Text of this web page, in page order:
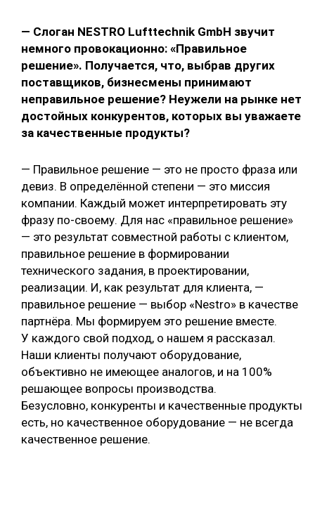
— Слоган NESTRO Lufttechnik GmbH звучит
немного провокационно: «Правильное
решение». Получается, что, выбрав других
поставщиков, бизнесмены принимают
неправильное решение? Неужели на рынке нет
достойных конкурентов, которых вы уважаете
за качественные продукты?
— Правильное решение — это не просто фраза или
девиз. В определённой степени — это миссия
компании. Каждый может интерпретировать эту
фразу по-своему. Для нас «правильное решение»
— это результат совместной работы с клиентом,
правильное решение в формировании
технического задания, в проектировании,
реализации. И, как результат для клиента, —
правильное решение — выбор «Nestro» в качестве
партнёра. Мы формируем это решение вместе.
У каждого свой подход, о нашем я рассказал.
Наши клиенты получают оборудование,
объективно не имеющее аналогов, и на 100%
решающее вопросы производства.
Безусловно, конкуренты и качественные продукты
есть, но качественное оборудование — не всегда
качественное решение.